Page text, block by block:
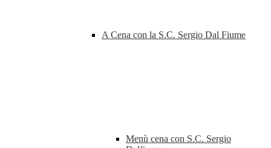
A Cena con la S.C. Sergio Dal Fiume
Menù cena con S.C. Sergio